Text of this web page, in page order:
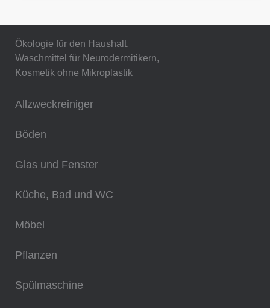
Ökologie für den Haushalt,
Waschmittel für Neurodermitikern,
Kosmetik ohne Mikroplastik
Allzweckreiniger
Böden
Glas und Fenster
Küche, Bad und WC
Möbel
Pflanzen
Spülmaschine